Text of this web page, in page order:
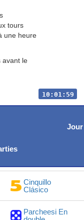
tours
une heure
avant le
10:01:59
Cinquillo
Clásico
Parcheesi En